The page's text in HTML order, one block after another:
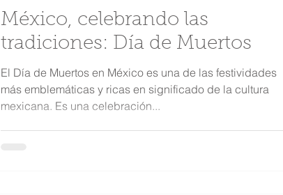
México, celebrando las
tradiciones: Día de Muertos
El Día de Muertos en México es una de las festividades
más emblemáticas y ricas en significado de la cultura
mexicana. Es una celebración...